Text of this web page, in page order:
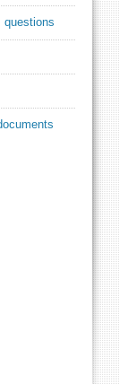
questions